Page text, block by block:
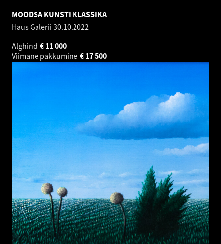
MOODSA KUNSTI KLASSIKA
Haus Galerii 30.10.2022
Alghind
11 000
€
Viimane pakkumine
17 500
€